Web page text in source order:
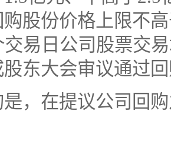
股份价格上限不
易日公司股票交
东大会审议通过
，在提议公司回